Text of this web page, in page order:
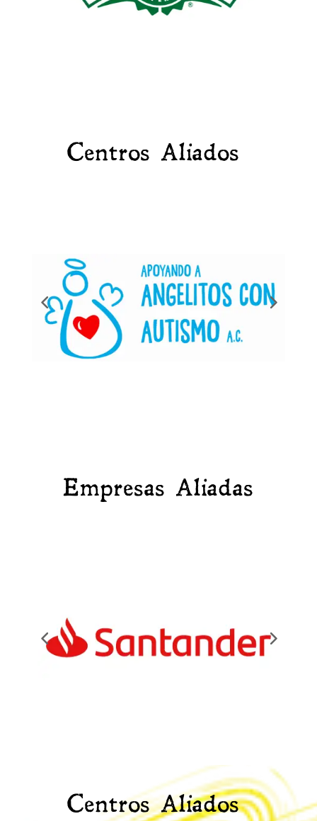
Centros Aliados
Empresas Aliadas
Centros Aliados